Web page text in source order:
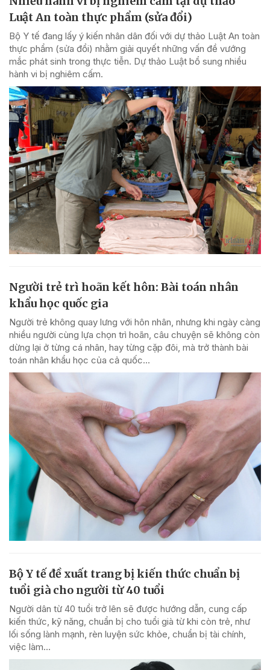
Luật An toàn thực phẩm (sửa đổi)
Bộ Y tế đang lấy ý kiến nhân dân đối với dự thảo Luật An toàn
thực phẩm (sửa đổi) nhằm giải quyết những vấn đề vướng
mắc phát sinh trong thực tiễn. Dự thảo Luật bổ sung nhiều
hành vi bị nghiêm cấm.
Người trẻ trì hoãn kết hôn: Bài toán nhân
khẩu học quốc gia
Người trẻ không quay lưng với hôn nhân, nhưng khi ngày càng
nhiều người cùng lựa chọn trì hoãn, câu chuyện sẽ không còn
dừng lại ở từng cá nhân, hay từng cặp đôi, mà trở thành bài
toán nhân khẩu học của cả quốc...
Bộ Y tế đề xuất trang bị kiến thức chuẩn bị
tuổi già cho người từ 40 tuổi
Người dân từ 40 tuổi trở lên sẽ được hướng dẫn, cung cấp
kiến thức, kỹ năng, chuẩn bị cho tuổi già từ khi còn trẻ, như
lối sống lành mạnh, rèn luyện sức khỏe, chuẩn bị tài chính,
việc làm...